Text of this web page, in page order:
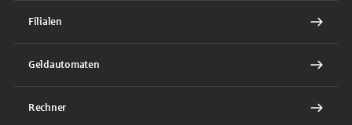
Filialen
Geldautomaten
Rechner